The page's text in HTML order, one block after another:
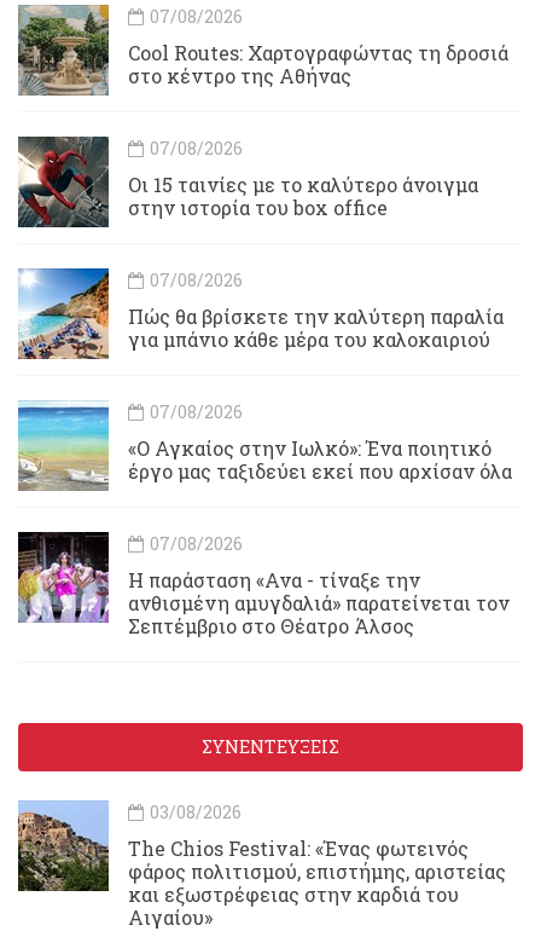
07/08/2026
Cool Routes: Χαρτογραφώντας τη δροσιά
στο κέντρο της Αθήνας
07/08/2026
Οι 15 ταινίες με το καλύτερο άνοιγμα
στην ιστορία του box office
07/08/2026
Πώς θα βρίσκετε την καλύτερη παραλία
για μπάνιο κάθε μέρα του καλοκαιριού
07/08/2026
«Ο Αγκαίος στην Ιωλκό»: Ένα ποιητικό
έργο μας ταξιδεύει εκεί που αρχίσαν όλα
07/08/2026
Η παράσταση «Ανα - τίναξε την
ανθισμένη αμυγδαλιά» παρατείνεται τον
Σεπτέμβριο στο Θέατρο Άλσος
ΣΥΝΕΝΤΕΥΞΕΙΣ
03/08/2026
Τhe Chios Festival: «Ένας φωτεινός
φάρος πολιτισμού, επιστήμης, αριστείας
και εξωστρέφειας στην καρδιά του
Αιγαίου»